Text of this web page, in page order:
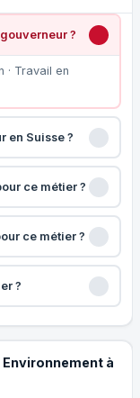
?
· Travail en
en Suisse ?
ce métier ?
ce métier ?
?
à